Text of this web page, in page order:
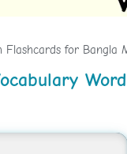
Flashcards for Bangla